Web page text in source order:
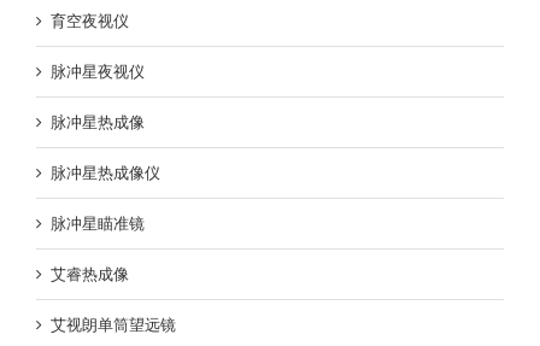
育空夜视仪
脉冲星夜视仪
脉冲星热成像
脉冲星热成像仪
脉冲星瞄准镜
艾睿热成像
艾视朗单筒望远镜